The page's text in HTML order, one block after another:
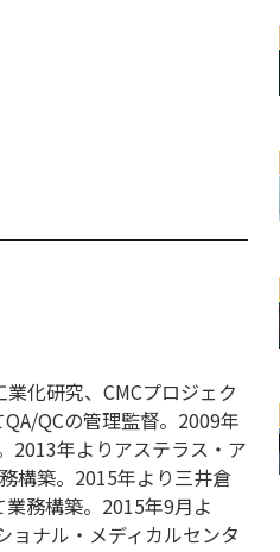
化研究、CMCプロジェク
QCの管理監督。2009年
2013年よりアステラス・ア
構築。2015年より三井倉
務構築。2015年9月よ
ナル・メディカルセンタ